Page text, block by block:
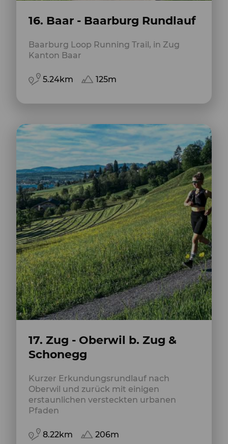
16. Baar - Baarburg Rundlauf
Baarburg Loop Running Trail, in Zug
Kanton Baar
5.24km 125m
17. Zug - Oberwil b. Zug &
Schonegg
Kurzer Erkundungsrundlauf nach
Oberwil und zurück mit einigen
erstaunlichen versteckten urbanen
Pfaden
8.22km 206m